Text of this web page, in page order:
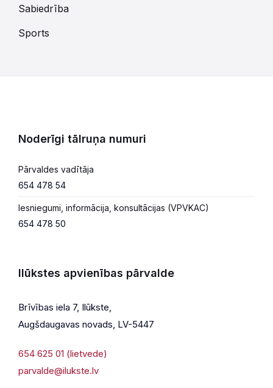
Sabiedrība
Sports
Noderīgi tālruņa numuri
Pārvaldes vadītāja
654 478 54
Iesniegumi, informācija, konsultācijas (VPVKAC)
654 478 50
Ilūkstes apvienības pārvalde
Brīvības iela 7, Ilūkste,
Augšdaugavas novads, LV-5447
654 625 01 (lietvede)
parvalde@ilukste.lv